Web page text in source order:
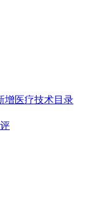
增医疗技术目录